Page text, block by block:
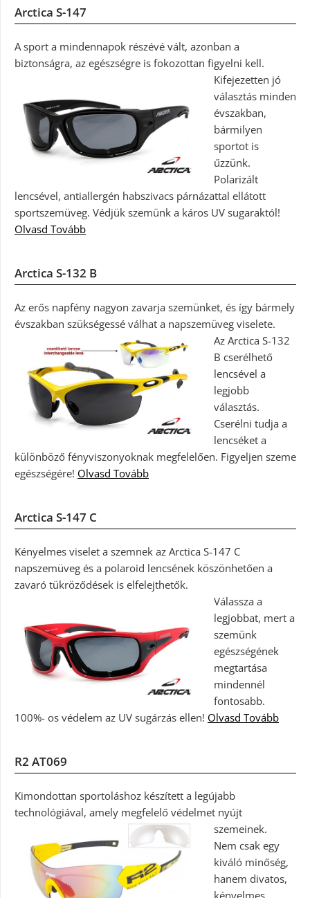
Arctica S-147
A sport a mindennapok részévé vált, azonban a
biztonságra, az egészségre is fokozottan figyelni kell.
Kifejezetten jó
választás minden
évszakban,
bármilyen
sportot is
űzzünk.
Polarizált
lencsével, antiallergén habszivacs párnázattal ellátott
sportszemüveg. Védjük szemünk a káros UV sugaraktól!
Olvasd Tovább
Arctica S-132 B
Az erős napfény nagyon zavarja szemünket, és így bármely
évszakban szükségessé válhat a napszemüveg viselete.
Az Arctica S-132
B cserélhető
lencsével a
legjobb
választás.
Cserélni tudja a
lencséket a
különböző fényviszonyoknak megfelelően. Figyeljen szeme
egészségére! Olvasd Tovább
Arctica S-147 C
Kényelmes viselet a szemnek az Arctica S-147 C
napszemüveg és a polaroid lencsének köszönhetően a
zavaró tükröződések is elfelejthetők.
Válassza a
legjobbat, mert a
szemünk
egészségének
megtartása
mindennél
fontosabb.
100%- os védelem az UV sugárzás ellen! Olvasd Tovább
R2 AT069
Kimondottan sportoláshoz készített a legújabb
technológiával, amely megfelelő védelmet nyújt
szemeinek.
Nem csak egy
kiváló minőség,
hanem divatos,
kényelmes